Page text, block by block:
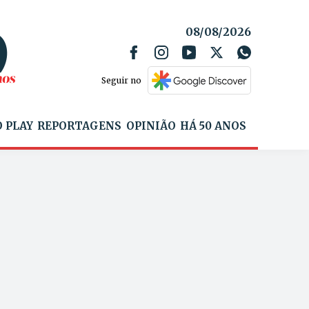
08/08/2026
Seguir no
PLAY REPORTAGENS OPINIÃO HÁ 50 ANOS